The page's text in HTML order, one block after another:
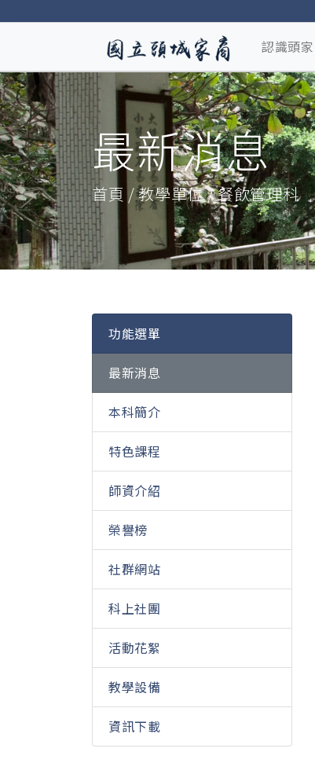
認識頭家
最新消息
首頁 / 教學單位 / 餐飲管理科
功能選單
最新消息
本科簡介
特色課程
師資介紹
榮譽榜
社群網站
科上社團
活動花絮
教學設備
資訊下載